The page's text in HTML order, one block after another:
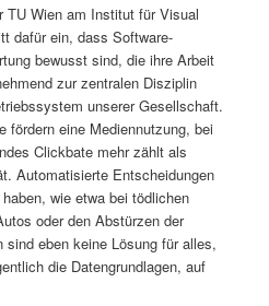
TU Wien am Institut für Visual
dafür ein, dass Software-
bewusst sind, die ihre Arbeit
zur zentralen Disziplin
unserer Gesellschaft.
fördern eine Mediennutzung, bei
Clickbate mehr zählt als
Automatisierte Entscheidungen
wie etwa bei tödlichen
oder den Abstürzen der
eben keine Lösung für alles,
die Datengrundlagen, auf